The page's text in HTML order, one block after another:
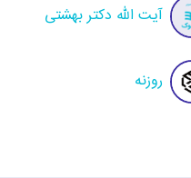
آیت الله دکتر بهشتی
روزنه